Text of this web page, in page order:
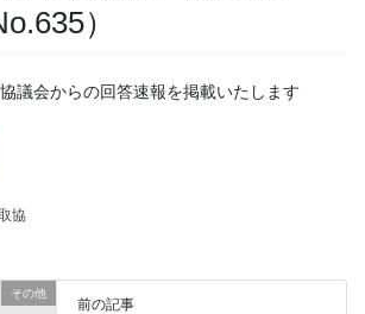
）
議会からの回答速報を掲載いたします
協
その他
前の記事